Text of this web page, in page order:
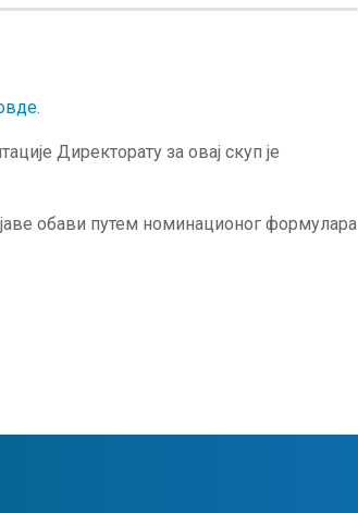
вде.
Директорату за овај скуп је
обави путем номинационог формулара